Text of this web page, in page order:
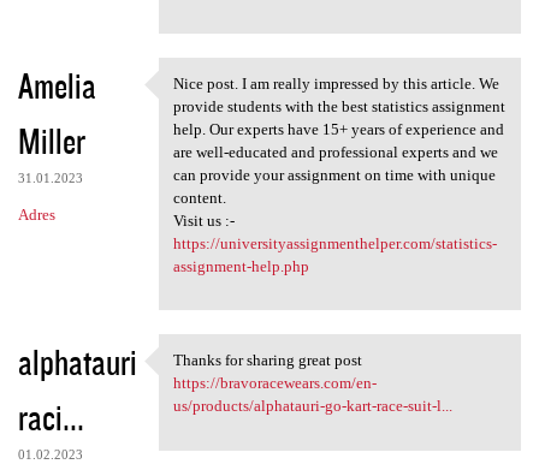
Amelia
Miller
31.01.2023
Adres
Nice post. I am really
Nice post. I am really impressed by this article. We
provide students with the best statistics assignment
help. Our experts have 15+ years of experience and
are well-educated and professional experts and we
can provide your assignment on time with unique
content.
Visit us :-
https://universityassignmenthelper.com/statistics-
assignment-help.php
alphatauri
raci...
01.02.2023
Thanks for sharing great post
Thanks for sharing great post
https://bravoracewears.com/en-
us/products/alphatauri-go-kart-race-suit-l...